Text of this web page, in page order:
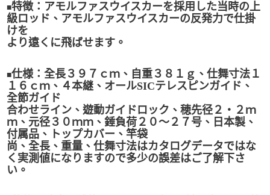
■特徴：アモルファスウイスカーを採用した当時の上
級ロッド、アモルファスウイスカーの反発力で仕掛
けを
より遠くに飛ばせます。
■仕様：全長３９７ｃｍ、自重３８１ｇ、仕舞寸法１
１６ｃｍ、４本継、オールSICテレスピンガイド、
全節ガイド
合わせライン、遊動ガイドロック、穂先径２・２ｍ
ｍ、元径３０ｍｍ、錘負荷２０～２７号、日本製、
付属品、トップカバー、竿袋
尚、全長、重量、仕舞寸法はカタログデータではな
く実測値になりますので多少の誤差はご了解下さ
い。